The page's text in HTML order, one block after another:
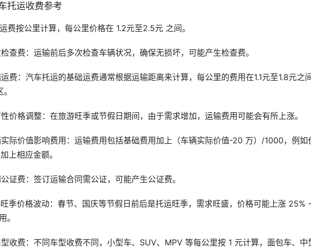
托运收费参考
费按公里计算，每公里价格在 1.2元至2.5元 之间。
查费：运输前后多次检查车辆状况，确保无损坏，可能产生检查费。
费：汽车托运的基础运费通常根据运输距离来计算，每公里的费用在1.1元至1.8元之
价格调整：在旅游旺季或节假日期间，由于需求增加，运输费用可能会有所上涨。
际价值影响费用：运输费用包括基础费用加上（车辆实际价值-20 万）/1000，例如
上相应金额。
证费：签订运输合同需公证，可能产生公证费。
季价格波动：春节、国庆等节假日前后是托运旺季，需求旺盛，价格可能上涨 25% -
。
收费：不同车型收费不同，小型车、SUV、MPV 等每公里按 1 元计算，面包车、中